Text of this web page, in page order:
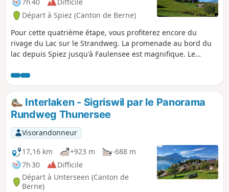
Départ à Spiez (Canton de Berne)
Pour cette quatrième étape, vous profiterez encore du
rivage du Lac sur le Strandweg. La promenade au bord du
lac depuis Spiez jusqu'à Faulensee est magnifique. Le
profiterez de nombreux points de vue sur le lac et vous
aurez encore l'occasion d'emprunter le pont de Leissigen
long de 140 mètres, suspendu à 60 m au-dessus des
Gorges du Spissibach.
Interlaken - Sigriswil par le Panorama
Rundweg Thunersee
Visorandonneur
17,16 km
+923 m
-688 m
7h 30
Difficile
Départ à Unterseen (Canton de
Berne)